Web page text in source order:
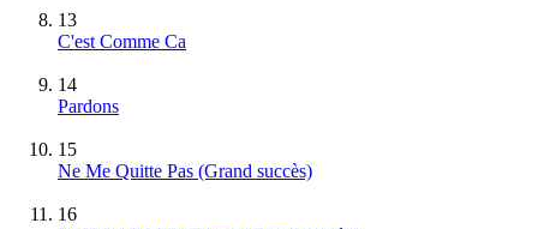
13
C'est Comme Ca
14
Pardons
15
Ne Me Quitte Pas (Grand succès)
16